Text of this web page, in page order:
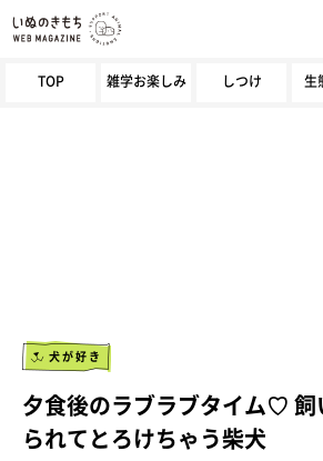
TOP 雑学お楽しみ しつけ 生
犬が好き
夕食後のラブラブタイム♡ 飼
られてとろけちゃう柴犬